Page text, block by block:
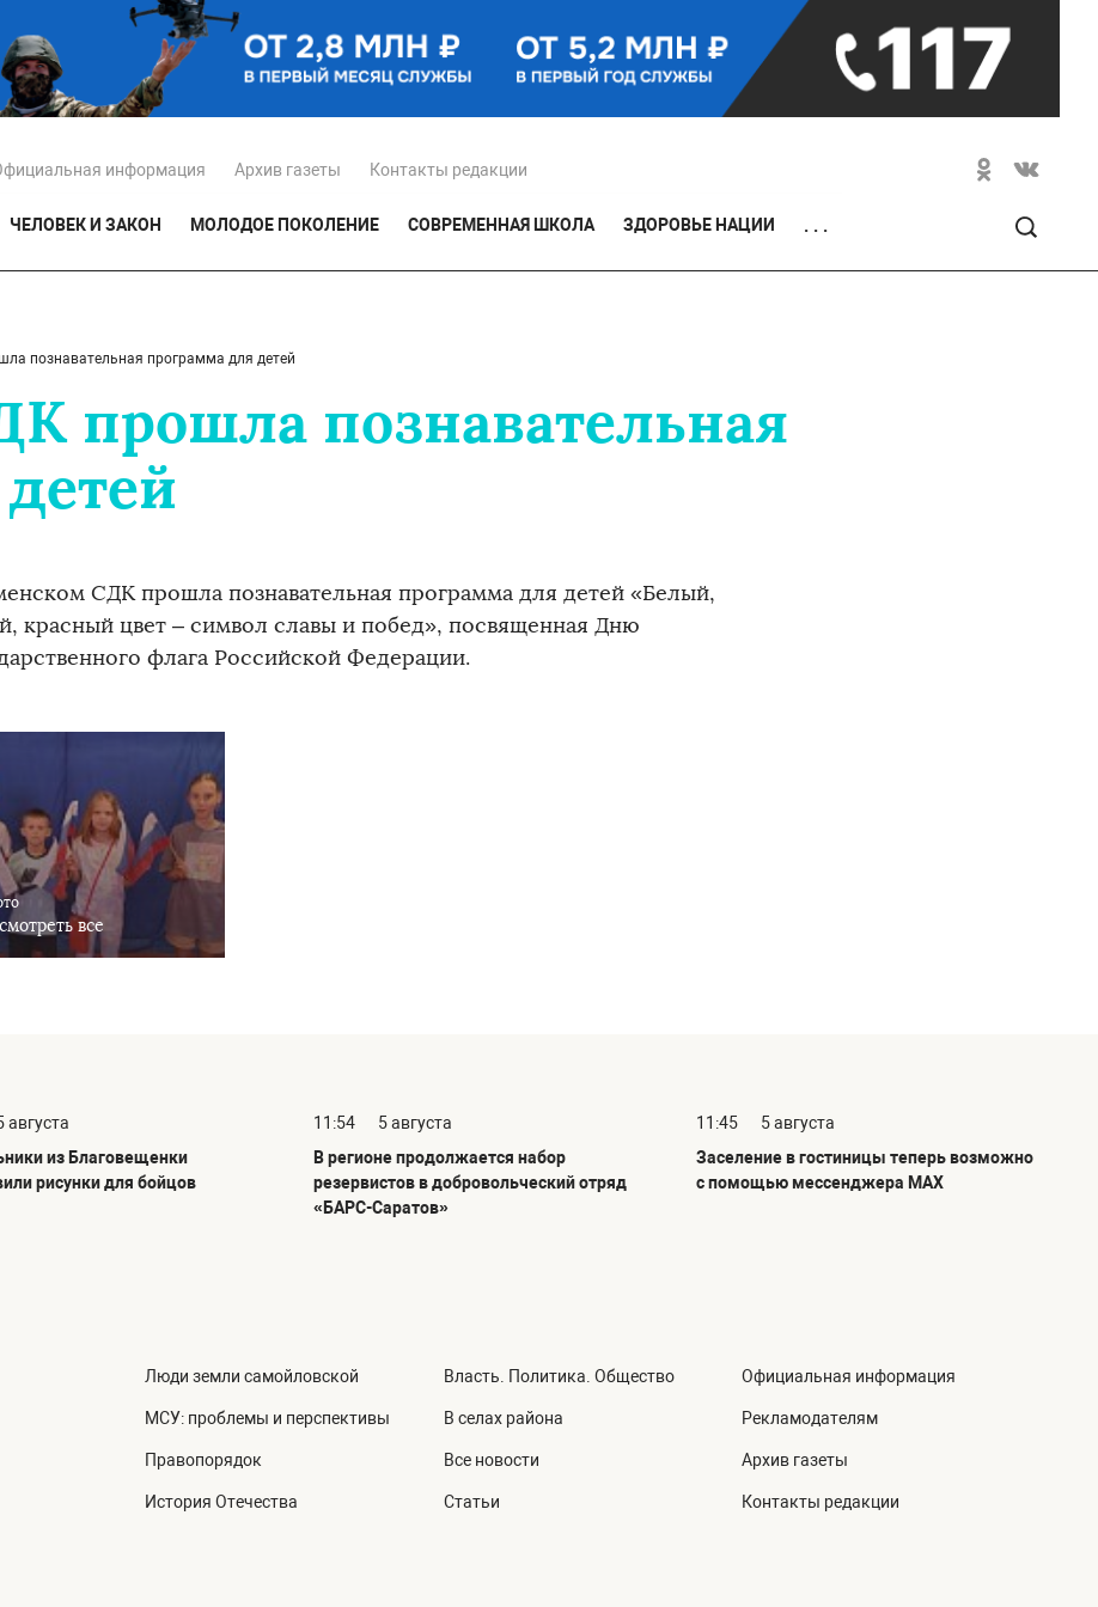
информация Архив газеты Контакты редакции
ЧЕЛОВЕК И ЗАКОН МОЛОДОЕ ПОКОЛЕНИЕ СОВРЕМЕННАЯ ШКОЛА ЗДОРОВЬЕ НАЦИИ . . .
познавательная программа для детей
прошла познавательная
СДК прошла познавательная программа для детей «Белый,
красный цвет – символ славы и побед», посвященная Дню
флага Российской Федерации.
все
августа
из Благовещенки
рисунки для бойцов
11:54
5 августа
В регионе продолжается набор
резервистов в добровольческий отряд
«БАРС-Саратов»
11:45
5 августа
Заселение в гостиницы теперь возможно
с помощью мессенджера MAX
Люди земли самойловской
МСУ: проблемы и перспективы
Правопорядок
История Отечества
Власть. Политика. Общество
В селах района
Все новости
Статьи
Официальная информация
Рекламодателям
Архив газеты
Контакты редакции